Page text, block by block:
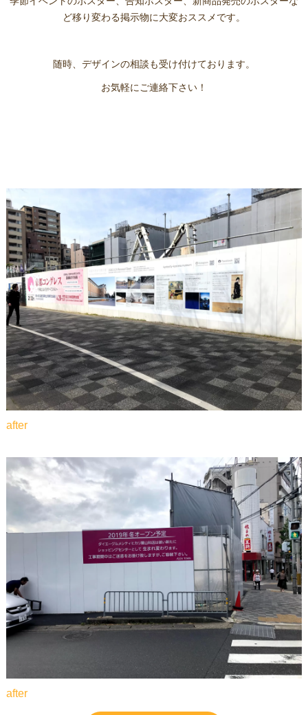
ど移り変わる掲示物に大変おススメです。
随時、デザインの相談も受け付けております。
お気軽にご連絡下さい！
after
after